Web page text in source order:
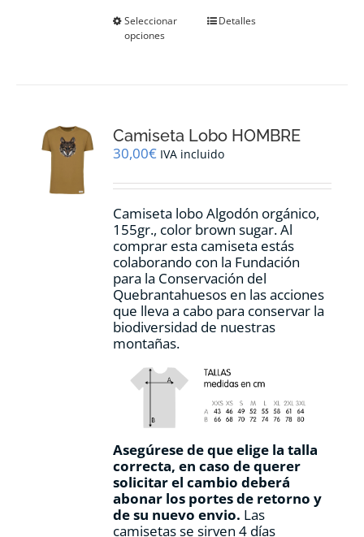
Seleccionar
opciones
Este
se
pueden
en
página
de
producto
Detalles
Camiseta Lobo HOMBRE
30,00€ IVA incluido
Camiseta lobo Algodón orgánico,
155gr., color brown sugar.Al
comprar esta camiseta estás
colaborando con la Fundación
para la Conservación del
Quebrantahuesos en las acciones
que lleva a cabo para conservar la
biodiversidad de nuestras
montañas.
Asegúrese de que elige la talla
correcta, en caso de querer
solicitar el cambio deberá
abonar los portes de retorno y
de su nuevo envio. Las
camisetas se sirven 4 días